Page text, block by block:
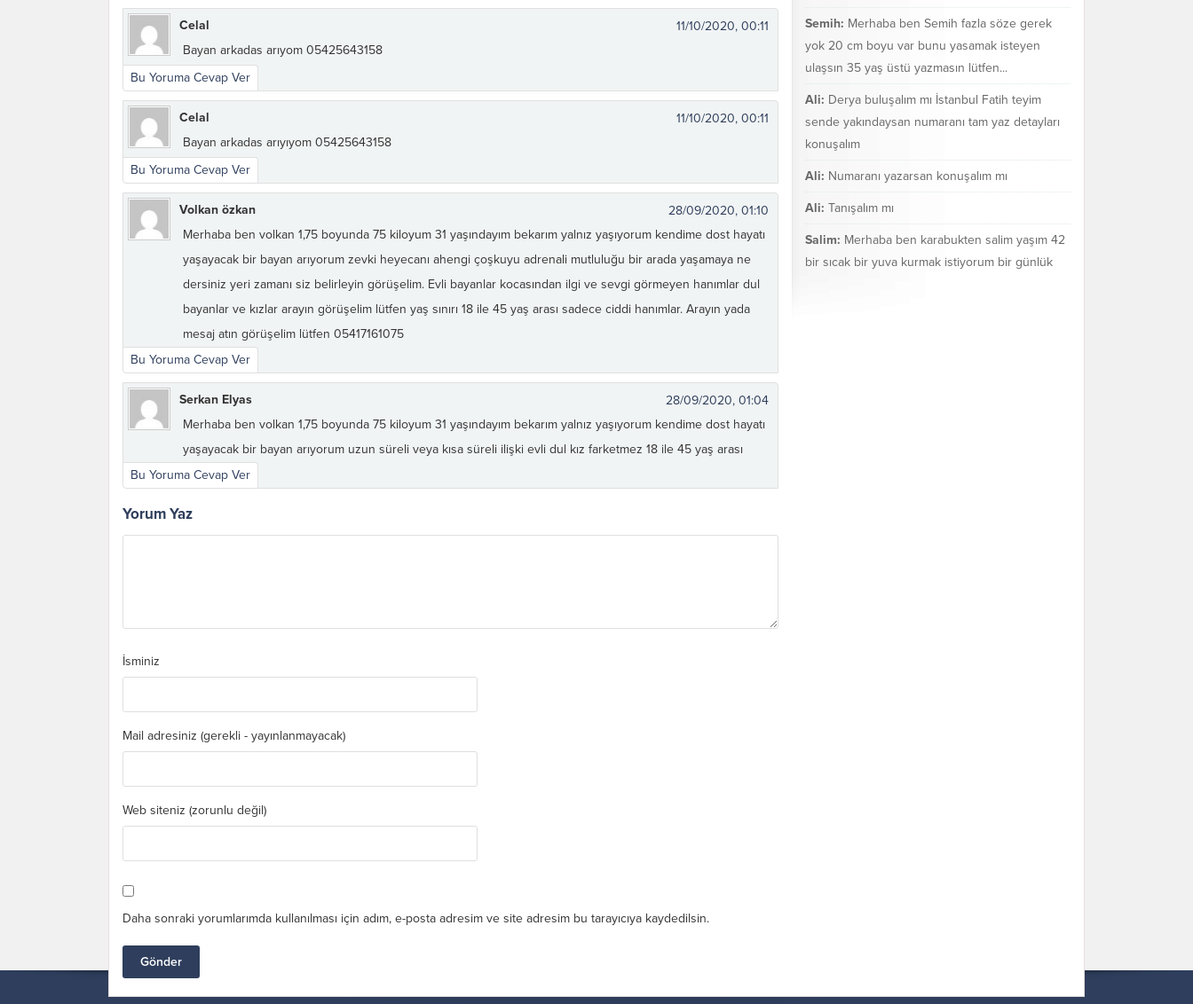
Celal
11/10/2020, 00:11
Bayan arkadas arıyom 05425643158
Bu Yoruma Cevap Ver
Celal
11/10/2020, 00:11
Bayan arkadas arıyıyom 05425643158
Bu Yoruma Cevap Ver
Volkan özkan
28/09/2020, 01:10
Merhaba ben volkan 1,75 boyunda 75 kiloyum 31 yaşındayım bekarım yalnız yaşıyorum kendime dost hayatı
yaşayacak bir bayan arıyorum zevki heyecanı ahengi çoşkuyu adrenali mutluluğu bir arada yaşamaya ne
dersiniz yeri zamanı siz belirleyin görüşelim. Evli bayanlar kocasından ilgi ve sevgi görmeyen hanımlar dul
bayanlar ve kızlar arayın görüşelim lütfen yaş sınırı 18 ile 45 yaş arası sadece ciddi hanımlar. Arayın yada
mesaj atın görüşelim lütfen 05417161075
Bu Yoruma Cevap Ver
Serkan Elyas
28/09/2020, 01:04
Merhaba ben volkan 1,75 boyunda 75 kiloyum 31 yaşındayım bekarım yalnız yaşıyorum kendime dost hayatı
yaşayacak bir bayan arıyorum uzun süreli veya kısa süreli ilişki evli dul kız farketmez 18 ile 45 yaş arası
Bu Yoruma Cevap Ver
Yorum Yaz
İsminiz
Mail adresiniz (gerekli - yayınlanmayacak)
Web siteniz (zorunlu değil)
Daha sonraki yorumlarımda kullanılması için adım, e-posta adresim ve site adresim bu tarayıcıya kaydedilsin.
Semih: Merhaba ben Semih fazla söze gerek
yok 20 cm boyu var bunu yasamak isteyen
ulaşsın 35 yaş üstü yazmasın lütfen...
Ali: Derya buluşalım mı İstanbul Fatih teyim
sende yakındaysan numaranı tam yaz detayları
konuşalım
Ali: Numaranı yazarsan konuşalım mı
Ali: Tanışalım mı
Salim: Merhaba ben karabukten salim yaşım 42
bir sıcak bir yuva kurmak istiyorum bir günlük